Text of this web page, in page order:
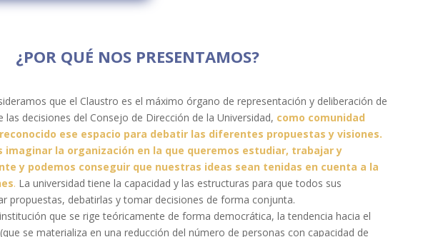
¿POR QUÉ NOS PRESENTAMOS?
que el Claustro es el máximo órgano de representación y deliberación de
las decisiones del Consejo de Dirección de la Universidad, como comunidad
ese espacio para debatir las diferentes propuestas y visiones.
imaginar la organización en la que queremos estudiar, trabajar y
y podemos conseguir que nuestras ideas sean tenidas en cuenta a la
. La universidad tiene la capacidad y las estructuras para que todos sus
propuestas, debatirlas y tomar decisiones de forma conjunta.
que se rige teóricamente de forma democrática, la tendencia hacia el
se materializa en una reducción del número de personas con capacidad de